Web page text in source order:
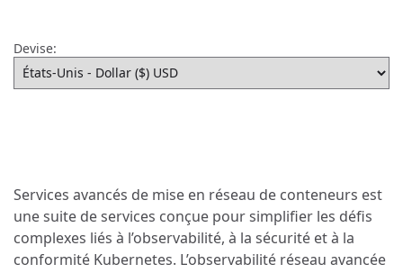
Devise:
Services avancés de mise en réseau de conteneurs est
une suite de services conçue pour simplifier les défis
complexes liés à l’observabilité, à la sécurité et à la
conformité Kubernetes. L’observabilité réseau avancée